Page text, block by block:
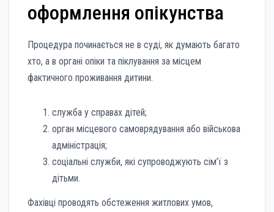
оформлення опікунства
Процедура починається не в суді, як думають багато
хто, а в органі опіки та піклування за місцем
фактичного проживання дитини.
служба у справах дітей;
орган місцевого самоврядування або військова
адміністрація;
соціальні служби, які супроводжують сім’ї з
дітьми.
Фахівці проводять обстеження житлових умов,